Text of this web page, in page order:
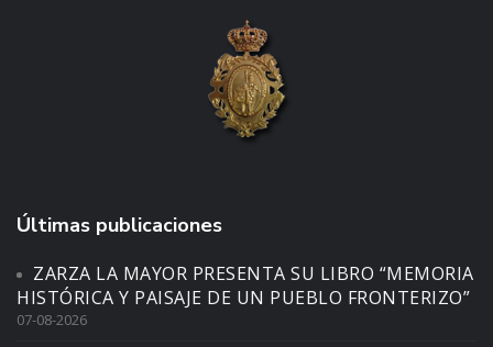
Últimas publicaciones
ZARZA LA MAYOR PRESENTA SU LIBRO “MEMORIA
HISTÓRICA Y PAISAJE DE UN PUEBLO FRONTERIZO”
07-08-2026